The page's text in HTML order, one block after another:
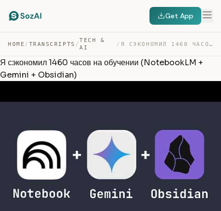
Get App
HOME / TRANSCRIPTS /
TECH &
AI
/ Я СЭКОНОМИЛ 1460 ЧАСОВ НА ОБУЧЕНИИ (NOTEBOOKLM + GEMINI… — TRANSCRIPT
Я сэкономил 1460 часов на обучении (NotebookLM +
Gemini + Obsidian)